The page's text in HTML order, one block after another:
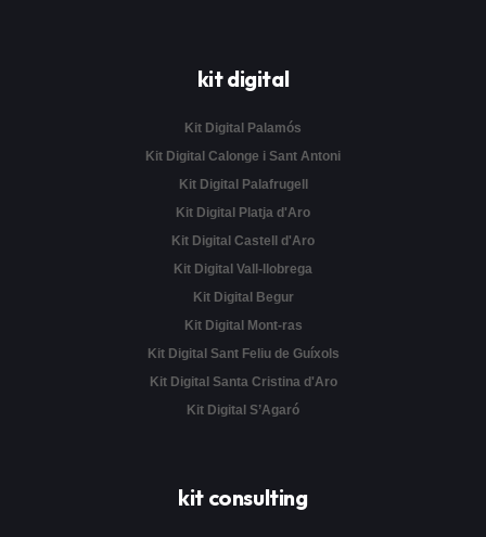
kit digital
Kit Digital Palamós
Kit Digital Calonge i Sant Antoni
Kit Digital Palafrugell
Kit Digital Platja d'Aro
Kit Digital Castell d'Aro
Kit Digital Vall-llobrega
Kit Digital Begur
Kit Digital Mont-ras
Kit Digital Sant Feliu de Guíxols
Kit Digital Santa Cristina d'Aro
Kit Digital S’Agaró
kit consulting